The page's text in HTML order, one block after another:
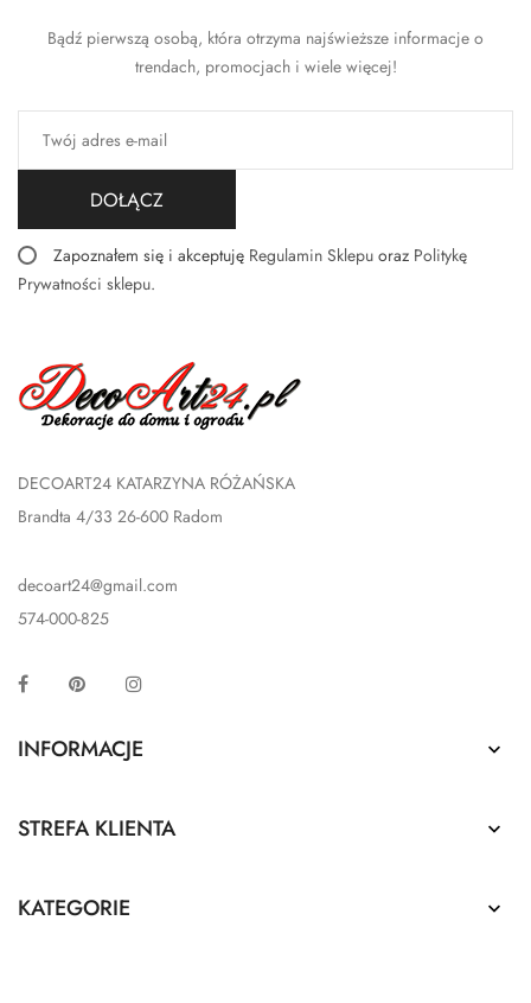
Bądź pierwszą osobą, która otrzyma najświeższe informacje o
trendach, promocjach i wiele więcej!
DOŁĄCZ
Zapoznałem się i akceptuję Regulamin Sklepu oraz Politykę
Prywatności sklepu.
DECOART24 KATARZYNA RÓŻAŃSKA
Brandta 4/33 26-600 Radom
decoart24@gmail.com
574-000-825
Facebook Pinterest
INFORMACJE 
STREFA KLIENTA 
KATEGORIE 